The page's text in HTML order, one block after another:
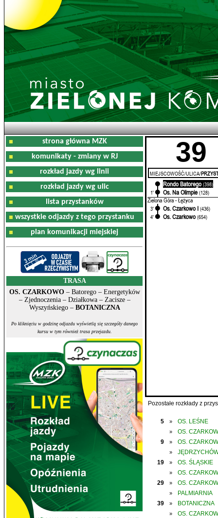
strona główna MZK
komunikaty - zmiany w RJ
rozkład jazdy wg linii
rozkład jazdy wg ulic
lista przystanków
wszystkie odjazdy z tego przystanku
plan komunikacji miejskiej
TRASA
OS. CZARKOWO– Batorego – Energetyków
– Zjednoczenia – Działkowa – Zacisze –
Wyszyńskiego – BOTANICZNA
Po kliknięciu w godzinę odjazdu wyświetlą się szczegóły danego
kursu w tym również trasa przejazdu.
39
MIEJSCOWOŚĆ/ULICA/
Rondo Batorego (398)
1'
Os. Na Olimpie (128)
Zielona Góra - Łężyca
3' Os. Czarkowo I (436)
4'
Os. Czarkowo (654)
Pozostałe rozkłady z
5 » OS. LEŚNE
»
OS.
9
» OS.
»
19
» OS. ŚLĄSKIE
»
OS.
29
» OS.
»
PALMIARNIA
39
» BOTANICZNA
»
OS.